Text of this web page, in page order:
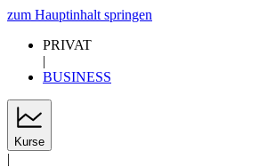
zum Hauptinhalt springen
PRIVAT
|
BUSINESS
Kurse
|